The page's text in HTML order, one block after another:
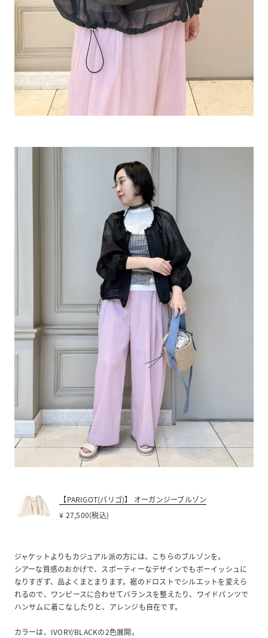
【PARIGOT(パリゴ)】 オーガンジーブルゾン
¥ 27,500(税込)
ジャケットよりもカジュアル派の方には、こちらのブルゾンを。
シアーな質感のおかげで、スポーティーなデザインでもボーイッシュに
なりすぎず、品よくまとまります。裾のドロストでシルエットを変えら
れるので、ワンピースに合わせてバランスを整えたり、ワイドパンツで
ハンサムに着こなしたりと、アレンジも自在です。
カラーは、IVORY/BLACKの2色展開。